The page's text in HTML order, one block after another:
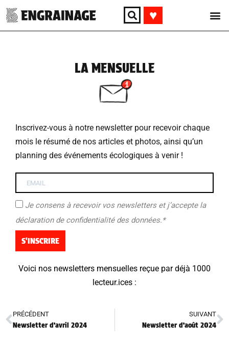
♥︎
LA MENSUELLE
Inscrivez-vous à notre newsletter pour recevoir chaque
mois le résumé de nos articles et photos, ainsi qu’un
planning des événements écologiques à venir !
Je consens à recevoir vos newsletters et j’accepte la
déclaration de confidentialité des données.*
S'INSCRIRE
Voici nos newsletters mensuelles reçue par déjà 1000
lecteur.ices :
PRÉCÉDENT
Newsletter d’avril 2024
SUIVANT
Newsletter d’août 2024